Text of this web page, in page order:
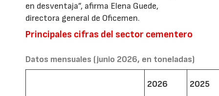
en desventaja”, afirma Elena Guede,
directora general de Oficemen.
Principales cifras del sector cementero
Datos mensuales (junio 2026, en toneladas)
2026 2025